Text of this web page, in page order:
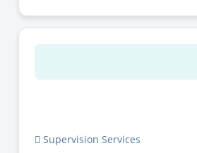
Supervision Services